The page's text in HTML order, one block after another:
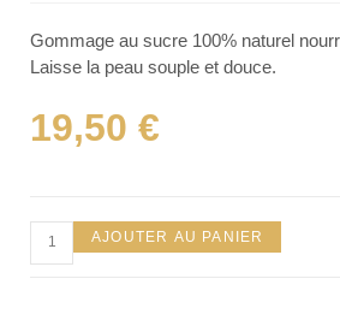
Gommage au sucre 100% naturel
Laisse la peau souple et douce.
19,50 €
AJOUTER AU PANIER